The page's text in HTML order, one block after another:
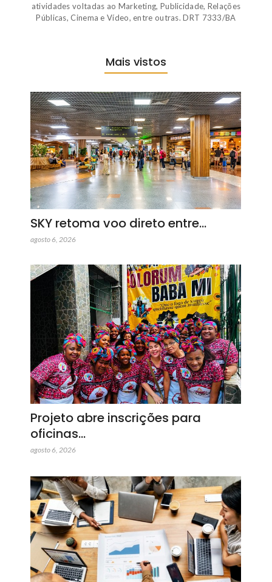
atividades voltadas ao Marketing, Publicidade, Relações
Públicas, Cinema e Vídeo, entre outras. DRT 7333/BA
Mais vistos
SKY retoma voo direto entre…
agosto 6, 2026
Projeto abre inscrições para
oficinas…
agosto 6, 2026